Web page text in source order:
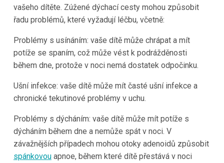
vašeho dítěte. Zúžené dýchací cesty mohou způsobit
řadu problémů, které vyžadují léčbu, včetně:
Problémy s usínáním: vaše dítě může chrápat a mít
potíže se spaním, což může vést k podrážděnosti
během dne, protože v noci nemá dostatek odpočinku.
Ušní infekce: vaše dítě může mít časté ušní infekce a
chronické tekutinové problémy v uchu.
Problémy s dýcháním: vaše dítě může mít potíže s
dýcháním během dne a nemůže spát v noci. V
závažnějších případech mohou otoky adenoidů způsobit
spánkovouapnoe, během které dítě přestává v noci